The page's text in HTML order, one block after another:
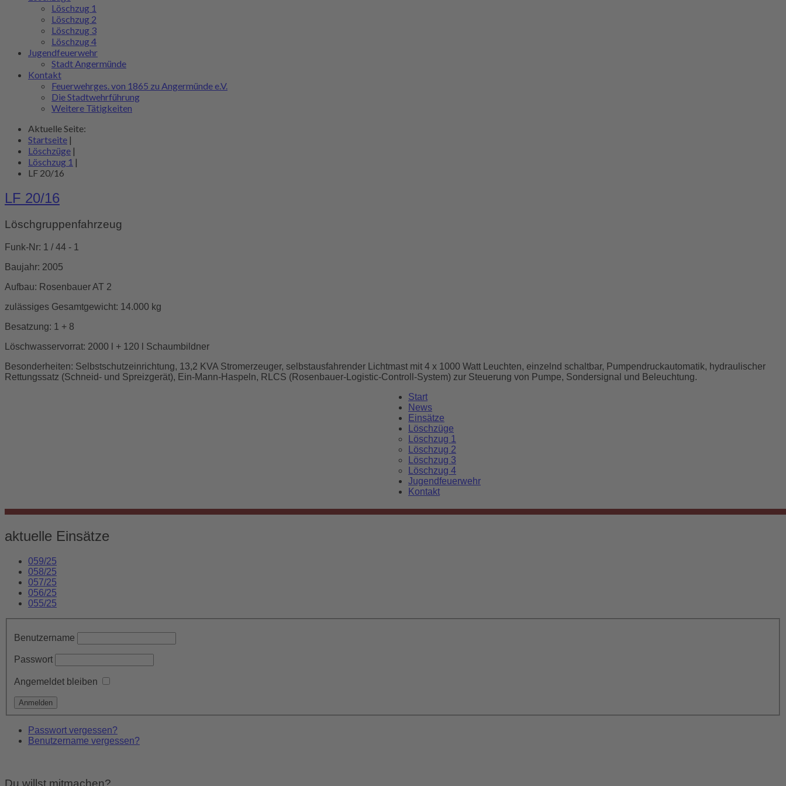
Löschzug 1
Löschzug 2
Löschzug 3
Löschzug 4
Jugendfeuerwehr
Stadt Angermünde
Kontakt
Feuerwehrges. von 1865 zu Angermünde e.V.
Die Stadtwehrführung
Weitere Tätigkeiten
Aktuelle Seite:
Startseite |
Löschzüge |
Löschzug 1 |
LF 20/16
LF 20/16
Löschgruppenfahrzeug
Funk-Nr: 1 / 44 - 1
Baujahr: 2005
Aufbau: Rosenbauer AT 2
zulässiges Gesamtgewicht: 14.000 kg
Besatzung: 1 + 8
Löschwasservorrat: 2000 l + 120 l Schaumbildner
Besonderheiten: Selbstschutzeinrichtung, 13,2 KVA Stromerzeuger, selbstausfahrender Lichtmast mit 4 x 1000 Watt Leuchten, einzelnd schaltbar, Pumpendruckautomatik, hydraulischer
Rettungssatz (Schneid- und Spreizgerät), Ein-Mann-Haspeln, RLCS (Rosenbauer-Logistic-Controll-System) zur Steuerung von Pumpe, Sondersignal und Beleuchtung.
Start
News
Einsätze
Löschzüge
Löschzug 1
Löschzug 2
Löschzug 3
Löschzug 4
Jugendfeuerwehr
Kontakt
aktuelle Einsätze
059/25
058/25
057/25
056/25
055/25
Benutzername
Passwort
Angemeldet bleiben
Passwort vergessen?
Benutzername vergessen?
Du willst mitmachen?